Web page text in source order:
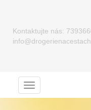
Kontaktujte nás:
Menu